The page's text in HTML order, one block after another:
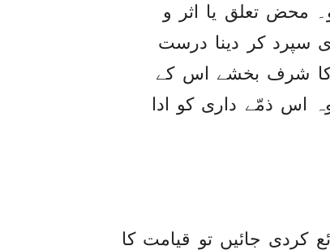
محض تعلق یا اثر و
سپرد کر دینا درست
کا شرف بخشے اس کے
اس ذمّے داری کو ادا
جائیں تو قیامت کا